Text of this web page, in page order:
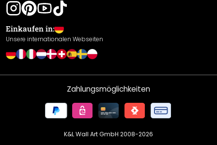
Leistungserklärung / CE-Zeichen
Cookie Einstellungen
Einkaufen in:
Unsere internationalen Webseiten
Zahlungsmöglichkeiten
K&L Wall Art GmbH 2008-2026